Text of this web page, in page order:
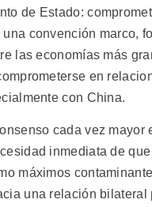
de Estado:
convención marco,
las economías más
en
con China.
cada vez mayor
inmediata de
máximos
una relación bilateral